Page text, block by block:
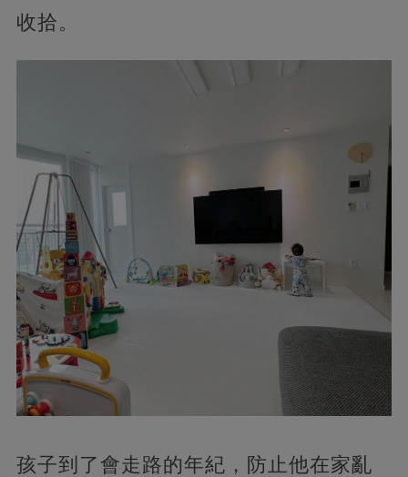
收拾。
孩子到了會走路的年紀，防止他在家亂